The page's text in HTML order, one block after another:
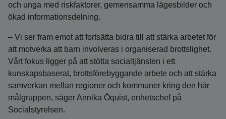
och unga med riskfaktorer, gemensamma lägesbilder och
ökad informationsdelning.
– Vi ser fram emot att fortsätta bidra till att stärka arbetet för
att motverka att barn involveras i organiserad brottslighet.
Vårt fokus ligger på att stötta socialtjänsten i ett
kunskapsbaserat, brottsförebyggande arbete och att stärka
samverkan mellan regioner och kommuner kring den här
målgruppen, säger Annika Öquist, enhetschef på
Socialstyrelsen.